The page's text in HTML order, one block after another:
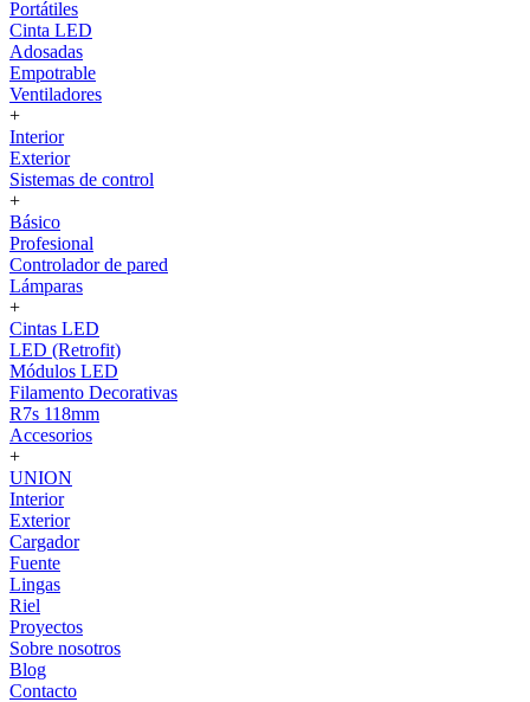
Portátiles
Cinta LED
Adosadas
Empotrable
Ventiladores
+
Interior
Exterior
Sistemas de control
+
Básico
Profesional
Controlador de pared
Lámparas
+
Cintas LED
LED (Retrofit)
Módulos LED
Filamento Decorativas
R7s 118mm
Accesorios
+
UNION
Interior
Exterior
Cargador
Fuente
Lingas
Riel
Proyectos
Sobre nosotros
Blog
Contacto